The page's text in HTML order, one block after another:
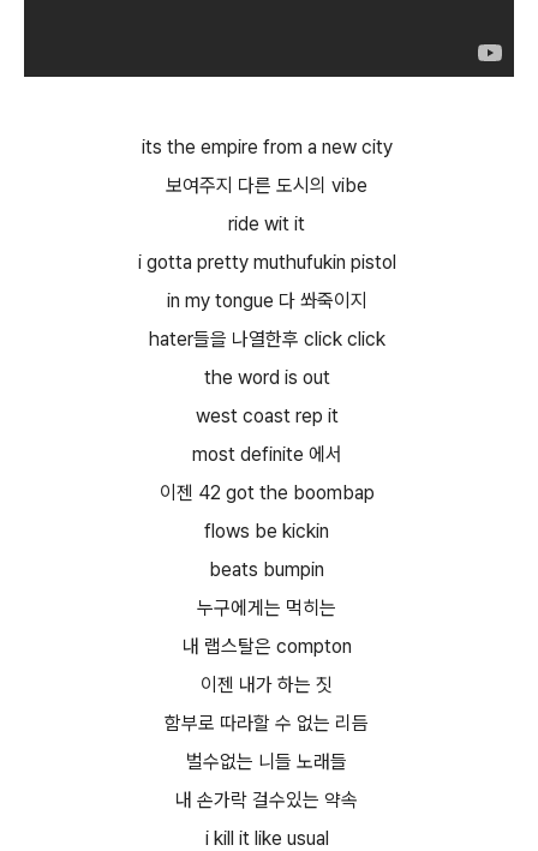
its the empire from a new city
보여주지 다른 도시의 vibe
ride wit it
i gotta pretty muthufukin pistol
in my tongue 다 쏴죽이지
hater들을 나열한후 click click
the word is out
west coast rep it
most definite 에서
이젠 42 got the boombap
flows be kickin
beats bumpin
누구에게는 먹히는
내 랩스탈은 compton
이젠 내가 하는 짓
함부로 따라할 수 없는 리듬
벌수없는 니들 노래들
내 손가락 걸수있는 약속
i kill it like usual